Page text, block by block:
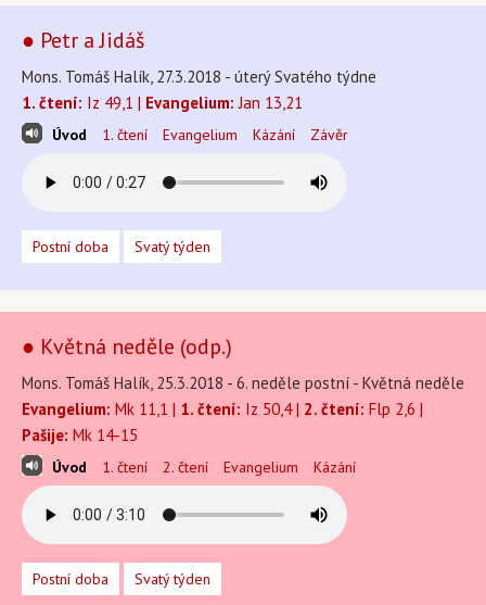
● Petr a Jidáš
Mons. Tomáš Halík, 27.3.2018 - úterý Svatého týdne
1. čtení: Iz 49,1 | Evangelium: Jan 13,21
Úvod 1. čtení Evangelium Kázání Závěr
Postní doba Svatý týden
● Květná neděle (odp.)
Mons. Tomáš Halík, 25.3.2018 - 6. neděle postní - Květná neděle
Evangelium: Mk 11,1 | 1. čtení: Iz 50,4 | 2. čtení: Flp 2,6 |
Pašije: Mk 14-15
Úvod 1. čtení 2. čtení Evangelium Kázání
Postní doba Svatý týden